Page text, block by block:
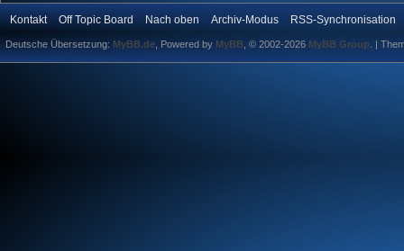
Kontakt Off Topic Board Nach oben Archiv-Modus RSS-Synchronisation
Deutsche Übersetzung: MyBB.de , Powered by MyBB , © 2002-2026 MyBB Group |